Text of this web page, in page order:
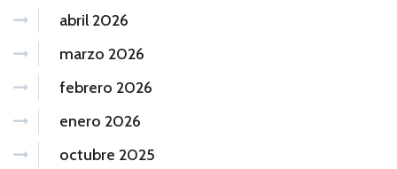
abril 2026
marzo 2026
febrero 2026
enero 2026
octubre 2025